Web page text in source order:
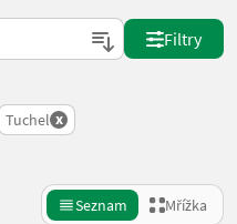
Filtry
Tuchel x
Seznam Mřížka